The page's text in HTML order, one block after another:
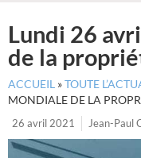
Lundi 26
de la
ACCUEIL »TOUTE
MONDIALE DE LA
26 avril 2021
Jean-Paul